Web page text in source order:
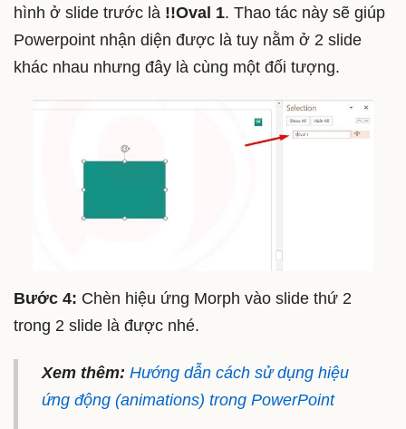
hình ở slide trước là !!Oval 1. Thao tác này sẽ giúp
Powerpoint nhận diện được là tuy nằm ở 2 slide
khác nhau nhưng đây là cùng một đối tượng.
Bước 4: Chèn hiệu ứng Morph vào slide thứ 2
trong 2 slide là được nhé.
Xem thêm: Hướng dẫn cách sử dụng hiệu
ứng động (animations) trong PowerPoint